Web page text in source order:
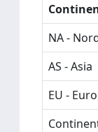
NA -
AS - Asia
EU -